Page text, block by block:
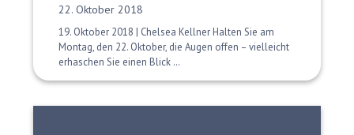
Veröffentlichungsdatum:
22. Oktober 2018
19. Oktober 2018 | Chelsea Kellner Halten Sie am
Montag, den 22. Oktober, die Augen offen – vielleicht
erhaschen Sie einen Blick …